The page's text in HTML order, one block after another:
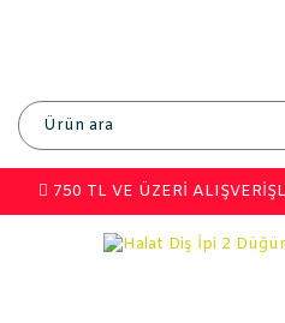
750 TL VE ÜZERİ